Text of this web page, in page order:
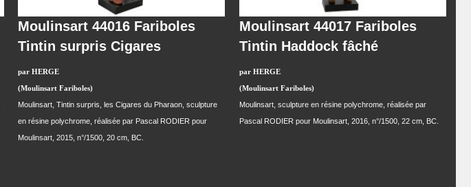
Moulinsart 44016 Fariboles
Tintin surpris Cigares
par HERGE
(Moulinsart Fariboles)
Moulinsart, Tintin surpris, les Cigares du Pharaon, sculpture
en résine polychrome, réalisée par Pascal RODIER pour
Moulinsart, 2015, n°/1500, 20 cm, BC.
Moulinsart 44017 Fariboles
Tintin Haddock fâché
par HERGE
(Moulinsart Fariboles)
Moulinsart, sculpture en résine polychrome, réalisée par
Pascal RODIER pour Moulinsart, 2016, n°/1500, 22 cm, BC.